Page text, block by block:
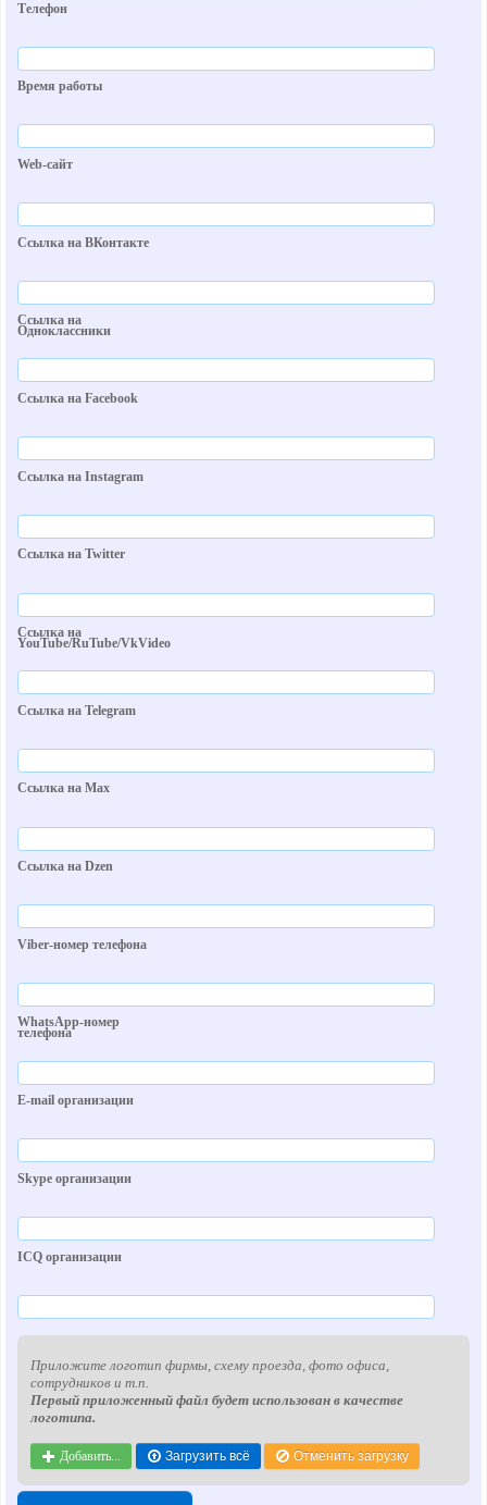
Телефон
Время работы
Web-сайт
Ссылка на ВКонтакте
Ссылка на
Одноклассники
Ссылка на Facebook
Ссылка на Instagram
Ссылка на Twitter
Ссылка на
YouTube/RuTube/VkVideo
Ссылка на Telegram
Ссылка на Max
Ссылка на Dzen
Viber-номер телефона
WhatsApp-номер
телефона
E-mail организации
Skype организации
ICQ организации
Приложите логотип фирмы, схему проезда, фото офиса,
сотрудников и т.п.
Первый приложенный файл будет использован в качестве
логотипа.
Добавить... Загрузить всё Отменить загрузку